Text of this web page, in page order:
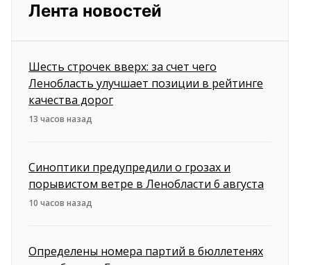
Лента новостей
Шесть строчек вверх: за счет чего
Ленобласть улучшает позиции в рейтинге
качества дорог
13 часов назад
Синоптики предупредили о грозах и
порывистом ветре в Ленобласти 6 августа
10 часов назад
Определены номера партий в бюллетенях